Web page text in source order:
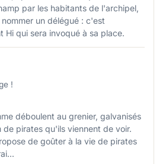
par les habitants de l'archipel,
un délégué : c'est
Hi qui sera invoqué à sa place.
!
déboulent au grenier, galvanisés
de pirates qu'ils viennent de voir.
de goûter à la vie de pirates